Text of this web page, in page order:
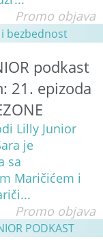
Promo objava
bezbednost
podkast
21. epizoda
Lilly Junior
je
sa
Maričićem i
Promo objava
PODKAST